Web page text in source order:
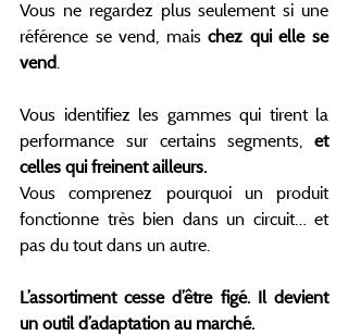
Vous ne regardez plus seulement si une
référence se vend, mais chez qui elle se
vend.
Vous identifiez les gammes qui tirent la
performance sur certains segments, et
celles qui freinent ailleurs.
Vous comprenez pourquoi un produit
fonctionne très bien dans un circuit… et
pas du tout dans un autre.
L’assortiment cesse d’être figé. Il devient
un outil d’adaptation au marché.